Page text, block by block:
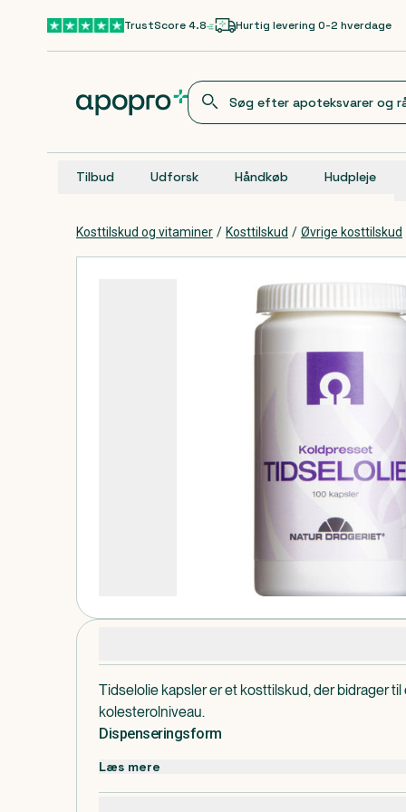
Gå til hovedindholdTrustScore 4.8 Hurtig levering 0-2 hverdage
Tilbud Udforsk Håndkøb Hudpleje
Kosttilskud og vitaminer / Kosttilskud / Øvrige kosttilskud
Tidselolie kapsler er et kosttilskud, der bidrager til
kolesterolniveau.
Dispenseringsform
Dosis og anvendelse
Den anbefalede dosis er 1-3 kapsler daglig.
Læs mere